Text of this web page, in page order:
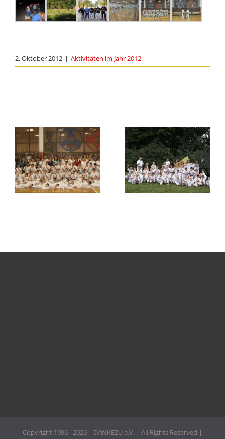
2. Oktober 2012 | Aktivitäten im Jahr 2012
Karatevorführung
in Berlin-
Marzahn
Karate- und
Copyright 1996 - 2026 | DANKEZU e.V. | All Rights Reserved |